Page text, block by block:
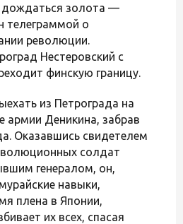
дождаться золота —
телеграммой о
революции.
Нестеровский с
финскую границу.
из Петрограда на
армии Деникина, забрав
Оказавшись свидетелем
солдат
генералом, он,
навыки,
плена в Японии,
их всех, спасая